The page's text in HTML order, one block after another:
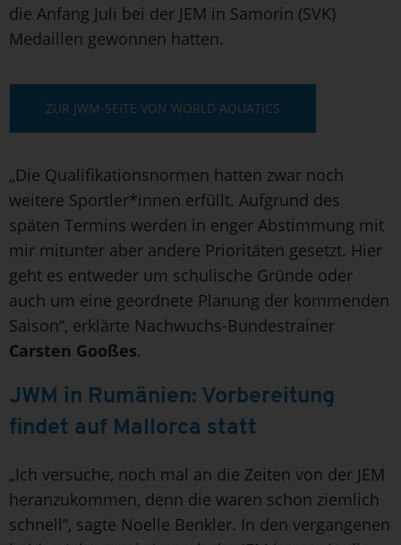
die Anfang Juli bei der JEM in Samorin (SVK)
Medaillen gewonnen hatten.
ZUR JWM-SEITE VON WORLD AQUATICS
„Die Qualifikationsnormen hatten zwar noch
weitere Sportler*innen erfüllt. Aufgrund des
späten Termins werden in enger Abstimmung mit
mir mitunter aber andere Prioritäten gesetzt. Hier
geht es entweder um schulische Gründe oder
auch um eine geordnete Planung der kommenden
Saison“, erklärte Nachwuchs-Bundestrainer
Carsten Gooßes.
JWM in Rumänien: Vorbereitung
findet auf Mallorca statt
„Ich versuche, noch mal an die Zeiten von der JEM
heranzukommen, denn die waren schon ziemlich
schnell“, sagte Noelle Benkler. In den vergangenen